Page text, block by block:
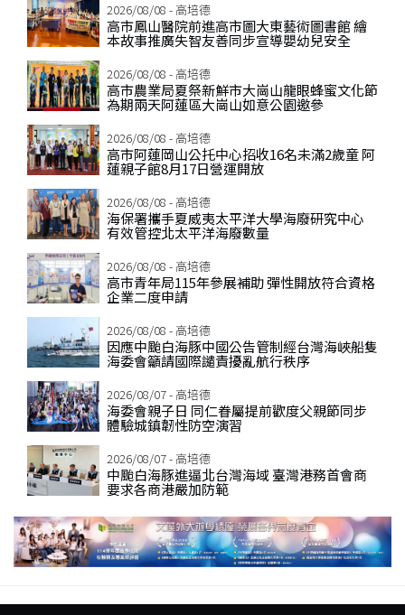
2026/08/08 - 高培德
高市鳳山醫院前進高市圖大東藝術圖書館 繪
本故事推廣失智友善同步宣導嬰幼兒安全
2026/08/08 - 高培德
高市農業局夏祭新鮮市大崗山龍眼蜂蜜文化節
為期兩天阿蓮區大崗山如意公園邀參
2026/08/08 - 高培德
高市阿蓮岡山公托中心招收16名未滿2歲童 阿
蓮親子館8月17日營運開放
2026/08/08 - 高培德
海保署攜手夏威夷太平洋大學海廢研究中心
有效管控北太平洋海廢數量
2026/08/08 - 高培德
高市青年局115年參展補助 彈性開放符合資格
企業二度申請
2026/08/08 - 高培德
因應中颱白海豚中國公告管制經台灣海峽船隻
海委會籲請國際譴責擾亂航行秩序
2026/08/07 - 高培德
海委會親子日 同仁眷屬提前歡度父親節同步
體驗城鎮韌性防空演習
2026/08/07 - 高培德
中颱白海豚進逼北台灣海域 臺灣港務首會商
要求各商港嚴加防範